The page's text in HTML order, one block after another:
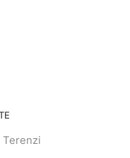
Terenzi